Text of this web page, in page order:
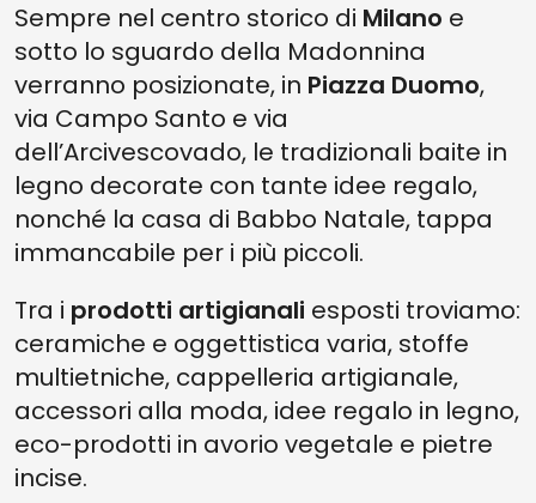
Sempre nel centro storico di Milano e
sotto lo sguardo della Madonnina
verranno posizionate, in Piazza Duomo,
via Campo Santo e via
dell’Arcivescovado, le tradizionali baite in
legno decorate con tante idee regalo,
nonché la casa di Babbo Natale, tappa
immancabile per i più piccoli.
Tra i prodotti artigianali esposti troviamo:
ceramiche e oggettistica varia, stoffe
multietniche, cappelleria artigianale,
accessori alla moda, idee regalo in legno,
eco-prodotti in avorio vegetale e pietre
incise.